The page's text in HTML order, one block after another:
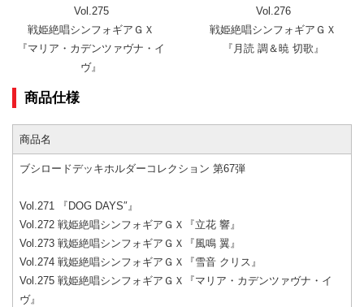
Vol.275
戦姫絶唱シンフォギアＧＸ
『マリア・カデンツァヴナ・イ
ヴ』
Vol.276
戦姫絶唱シンフォギアＧＸ
『月読 調＆暁 切歌』
商品仕様
商品名
ブシロードデッキホルダーコレクション 第67弾
Vol.271 『DOG DAYS″』
Vol.272 戦姫絶唱シンフォギアＧＸ『立花 響』
Vol.273 戦姫絶唱シンフォギアＧＸ『風鳴 翼』
Vol.274 戦姫絶唱シンフォギアＧＸ『雪音 クリス』
Vol.275 戦姫絶唱シンフォギアＧＸ『マリア・カデンツァヴナ・イ
ヴ』